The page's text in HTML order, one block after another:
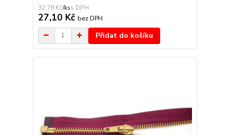
32,79 Kč/ks
27,10 Kč bez DPH
Přidat do košíku